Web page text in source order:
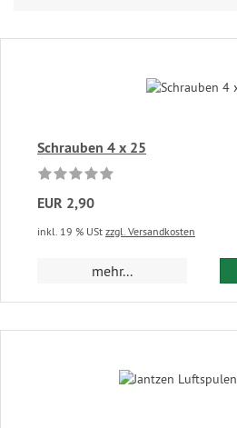
Schrauben 4 x 25
EUR 2,90
inkl. 19 % USt zzgl. Versandkosten
mehr...